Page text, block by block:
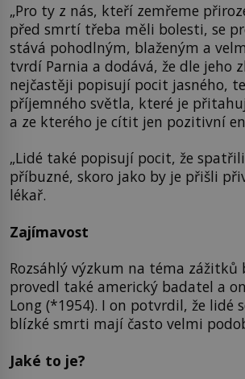
„Pro ty z nás, kteří zemřeme
před smrtí třeba měli bolesti, se
stává pohodlným, blaženým a
tvrdí Parnia a dodává, že dle jeho
nejčastěji popisují pocit jasného,
příjemného světla, které je
a ze kterého je cítit jen pozitivní
„Lidé také popisují pocit, že
příbuzné, skoro jako by je přišli
lékař.
Zajímavost
Rozsáhlý výzkum na téma zážitků
provedl také americký badatel a
Long (*1954). I on potvrdil, že lidé
blízké smrti mají často velmi
Jaké to je?